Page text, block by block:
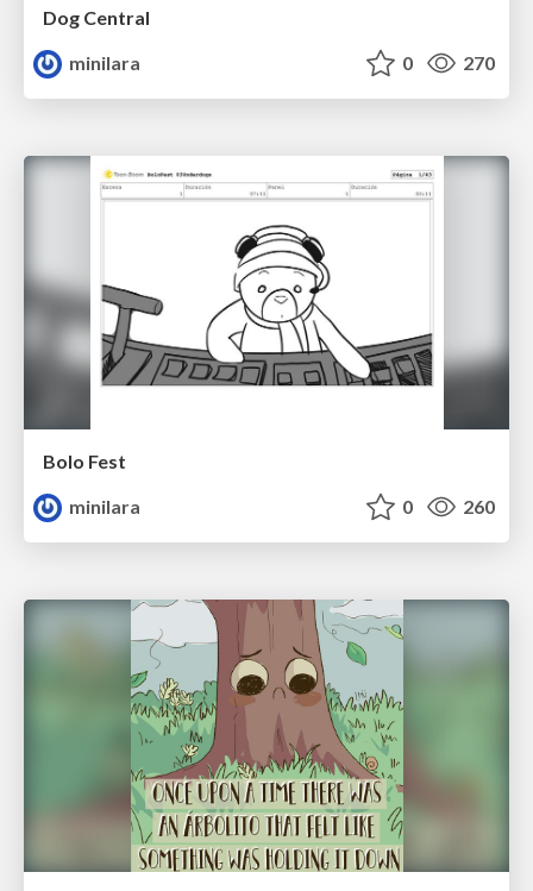
Dog Central
minilara
0 270
Bolo Fest
minilara
0 260